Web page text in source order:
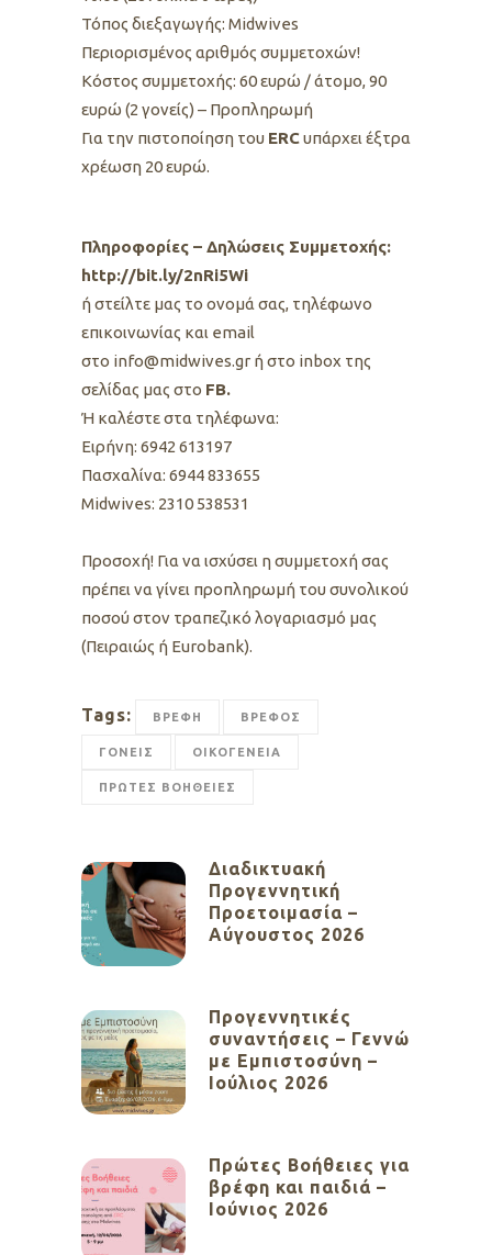
Τόπος διεξαγωγής: Midwives
Περιορισμένος αριθμός συμμετοχών!
Κόστος συμμετοχής: 60 ευρώ / άτομο, 90
ευρώ (2 γονείς) – Προπληρωμή
Για την πιστοποίηση του ERCυπάρχει έξτρα
χρέωση 20 ευρώ.
Πληροφορίες – Δηλώσεις Συμμετοχής:
http://bit.ly/2nRi5Wi
ή στείλτε μας το ονομά σας, τηλέφωνο
επικοινωνίας και email
στο info@midwives.gr ή στο inbox της
σελίδας μας στο FB.
Ή καλέστε στα τηλέφωνα:
Ειρήνη: 6942 613197
Πασχαλίνα: 6944 833655
Midwives: 2310 538531
Προσοχή! Για να ισχύσει η συμμετοχή σας
πρέπει να γίνει προπληρωμή του συνολικού
ποσού στον τραπεζικό λογαριασμό μας
(Πειραιώς ή Eurobank).
Tags: ΒΡΕΦΗ ΒΡΕΦΟΣ
ΓΟΝΕΙΣ ΟΙΚΟΓΕΝΕΙΑ
ΠΡΩΤΕΣ ΒΟΗΘΕΙΕΣ
Διαδικτυακή
Προγεννητική
Προετοιμασία –
Αύγουστος 2026
Προγεννητικές
συναντήσεις – Γεννώ
με Εμπιστοσύνη –
Ιούλιος 2026
Πρώτες Βοήθειες για
βρέφη και παιδιά –
Ιούνιος 2026